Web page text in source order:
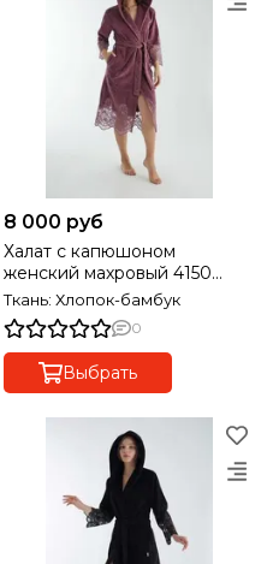
8 000 руб
Халат с капюшоном
женский махровый 4150
NUSA
Ткань: Хлопок-бамбук
0
Выбрать